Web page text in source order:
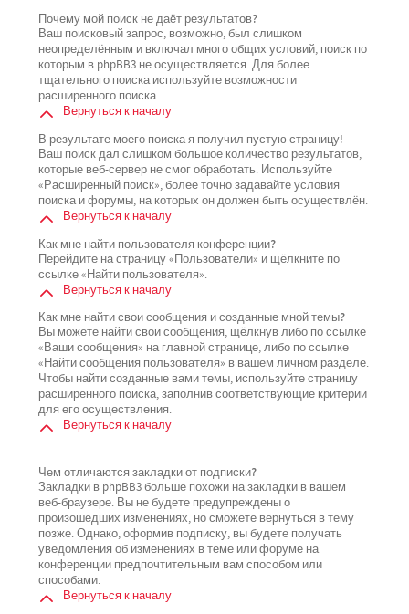
Почему мой поиск не даёт результатов?
Ваш поисковый запрос, возможно, был слишком
неопределённым и включал много общих условий, поиск по
которым в phpBB3 не осуществляется. Для более
тщательного поиска используйте возможности
расширенного поиска.
Вернуться к началу
В результате моего поиска я получил пустую страницу!
Ваш поиск дал слишком большое количество результатов,
которые веб-сервер не смог обработать. Используйте
«Расширенный поиск», более точно задавайте условия
поиска и форумы, на которых он должен быть осуществлён.
Вернуться к началу
Как мне найти пользователя конференции?
Перейдите на страницу «Пользователи» и щёлкните по
ссылке «Найти пользователя».
Вернуться к началу
Как мне найти свои сообщения и созданные мной темы?
Вы можете найти свои сообщения, щёлкнув либо по ссылке
«Ваши сообщения» на главной странице, либо по ссылке
«Найти сообщения пользователя» в вашем личном разделе.
Чтобы найти созданные вами темы, используйте страницу
расширенного поиска, заполнив соответствующие критерии
для его осуществления.
Вернуться к началу
Чем отличаются закладки от подписки?
Закладки в phpBB3 больше похожи на закладки в вашем
веб-браузере. Вы не будете предупреждены о
произошедших изменениях, но сможете вернуться в тему
позже. Однако, оформив подписку, вы будете получать
уведомления об изменениях в теме или форуме на
конференции предпочтительным вам способом или
способами.
Вернуться к началу